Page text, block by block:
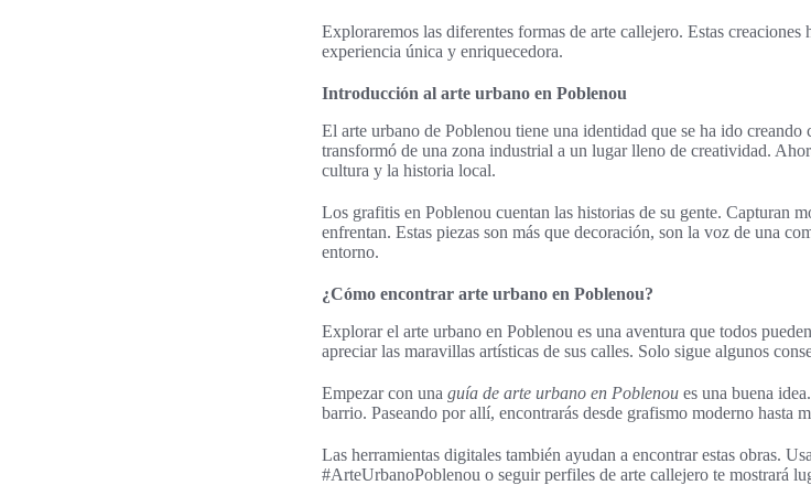
Exploraremos las diferentes formas de arte callejero. Estas creaciones
experiencia única y enriquecedora.
Introducción al arte urbano en Poblenou
El arte urbano de Poblenou tiene una identidad que se ha ido
transformó de una zona industrial a un lugar lleno de creatividad.
cultura y la historia local.
Los grafitis en Poblenou cuentan las historias de su gente. Capturan
enfrentan. Estas piezas son más que decoración, son la voz de una
entorno.
¿Cómo encontrar arte urbano en Poblenou?
Explorar el arte urbano en Poblenou es una aventura que todos
apreciar las maravillas artísticas de sus calles. Solo sigue algunos
Empezar con una guía de arte urbano en Poblenou es una buena
barrio. Paseando por allí, encontrarás desde grafismo moderno hasta
Las herramientas digitales también ayudan a encontrar estas obras.
#ArteUrbanoPoblenou o seguir perfiles de arte callejero te mostrará